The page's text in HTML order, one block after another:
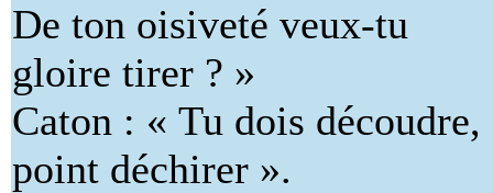
De ton oisiveté veux-tu
gloire tirer ? »
Caton : « Tu dois découdre,
point déchirer ».